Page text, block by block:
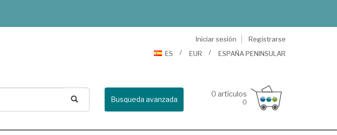
Iniciar sesión
Registrarse
ES
EUR ESPAÑA PENINSULAR
Busqueda avanzada
0 artículos
0